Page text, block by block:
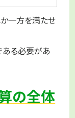
か一方を満たせ
る必要があ
の全体